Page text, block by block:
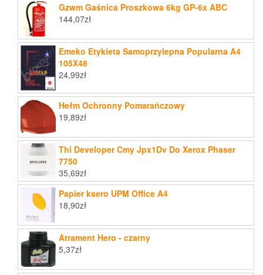
Gzwm Gaśnica Proszkowa 6kg GP-6x ABC
144,07zł
Emeko Etykieta Samoprzylepna Popularna A4
105X48
24,99zł
Hełm Ochronny Pomarańczowy
19,89zł
Thi Developer Cmy Jpx1Dv Do Xerox Phaser
7750
35,69zł
Papier ksero UPM Office A4
18,90zł
Atrament Hero - czarny
5,37zł